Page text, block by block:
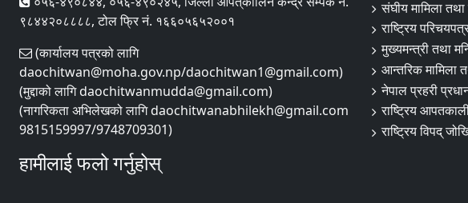
९८४४२०८८८८, टोल फ्रि नं. १६६०५६५२००१
(कार्यालय पत्रको लागि
daochitwan@moha.gov.np/daochitwan1@gmail.com)
(मुद्दाको लागि daochitwanmudda@gmail.com)
(नागरिकता अभिलेखको लागि daochitwanabhilekh@gmail.com
9815159997/9748709301)
हामीलाई फलो गर्नुहोस्
संघीय मामिला
राष्ट्रिय
मुख्यमन्त्री तथा
आन्तरिक मामिला
नेपाल प्रहरी
राष्ट्रिय
राष्ट्रिय विपद्